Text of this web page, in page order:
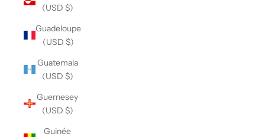
(USD $)
Guadeloupe
(USD $)
Guatemala
(USD $)
Guernesey
(USD $)
Guinée